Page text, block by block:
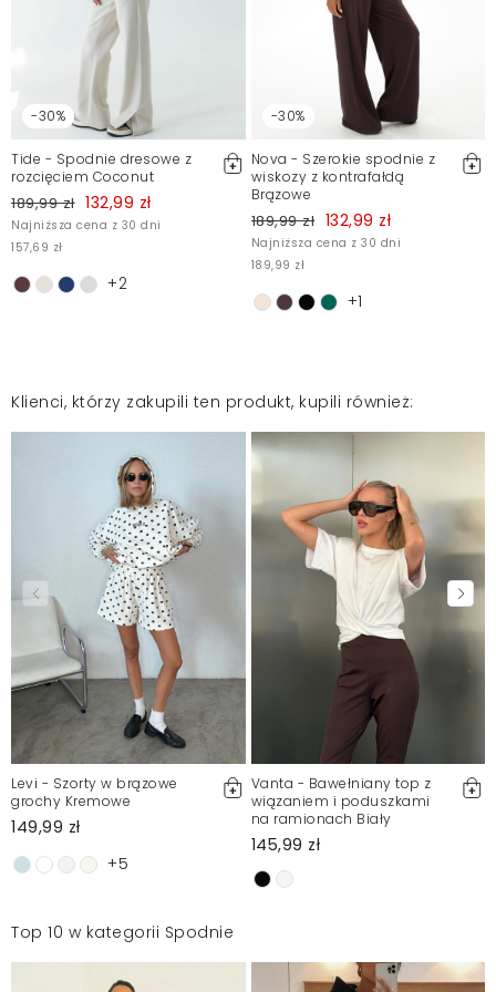
-30%
Tide - Spodnie dresowe z
rozcięciem Coconut
189,99 zł 132,99 zł
Najniższa cena z 30 dni
157,69 zł
+2
-30%
Nova - Szerokie spodnie z
wiskozy z kontrafałdą
Brązowe
189,99 zł 132,99 zł
Najniższa cena z 30 dni
189,99 zł
+1
Klienci, którzy zakupili ten produkt, kupili również:
Levi - Szorty w brązowe
grochy Kremowe
149,99 zł
+5
Vanta - Bawełniany top z
wiązaniem i poduszkami
na ramionach Biały
145,99 zł
Top 10 w kategorii Spodnie